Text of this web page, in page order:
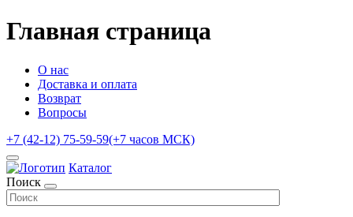
Главная страница
О нас
Доставка и оплата
Возврат
Вопросы
+7 (42-12) 75-59-59(+7 часов МСК)
Каталог
Поиск